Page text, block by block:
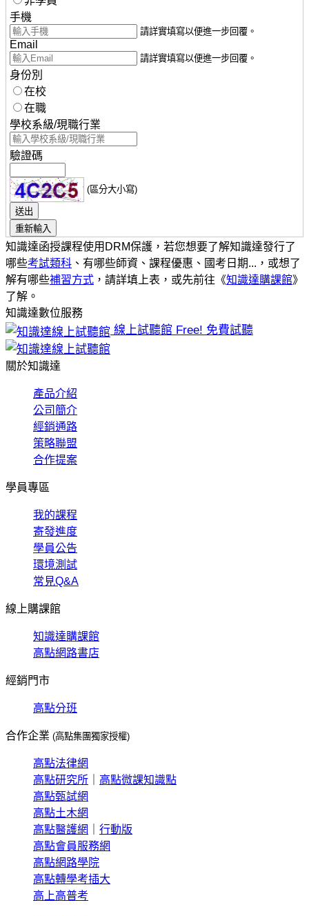
手機
請詳實填寫以便進一步回覆。
Email
請詳實填寫以便進一步回覆。
身份別
在校
在職
學校系級/現職行業
驗證碼
(區分大小寫)
知識達函授課程使用DRM保護，若您想要了解知識達發行了
哪些考試類科 、有哪些師資、課程優惠、國考日期...，或想了
解有哪些補習方式 ，請詳填上表，或先前往《知識達購課館》
了解。
知識達數位服務
線上試聽館 Free! 免費試聽
關於知識達
產品介紹
公司簡介
經銷通路
策略聯盟
合作提案
學員專區
我的課程
寄發進度
學員公告
環境測試
常見Q&A
線上購課館
知識達購課館
高點網路書店
經銷門市
高點分班
合作企業 (高點集團獨家授權)
高點法律網
高點研究所
高點微課知識點
高點甄試網
高點土木網
高點醫護網
行動版
高點會員服務網
高點網路學院
高點轉學考插大
高上高普考